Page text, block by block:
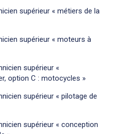
supérieur « métiers de la
supérieur « moteurs à
supérieur «
option C : motocycles »
supérieur « pilotage de
supérieur « conception